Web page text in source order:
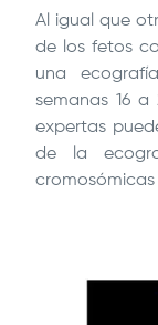
Al igual que
de los fetos
una
semanas 16
expertas
de la
cromosómicas